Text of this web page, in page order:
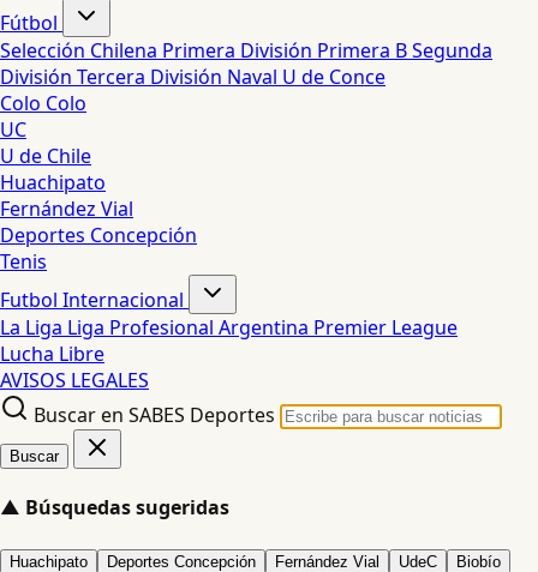
Fútbol
Selección Chilena Primera División Primera BSegunda
División Tercera División Naval U de Conce
Colo Colo
UC
U de Chile
Huachipato
Fernández Vial
Deportes Concepción
Tenis
Futbol Internacional
La Liga Liga Profesional Argentina Premier League
Lucha Libre
AVISOS LEGALES
Buscar en SABES Deportes
Buscar
▲ Búsquedas sugeridas
Huachipato Deportes Concepción Fernández Vial UdeC Biobío